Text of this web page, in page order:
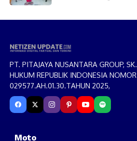
PT. PITAJAYA NUSANTARA GROUP,
HUKUM REPUBLIK INDONESIA
029577.AH.01.30.TAHUN 2025,
Moto